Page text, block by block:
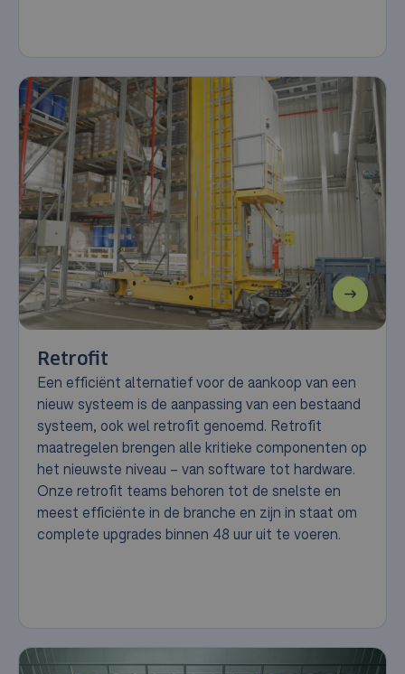
Retrofit
Een efficiënt alternatief voor de aankoop van een
nieuw systeem is de aanpassing van een bestaand
systeem, ook wel retrofit genoemd. Retrofit
maatregelen brengen alle kritieke componenten op
het nieuwste niveau – van software tot hardware.
Onze retrofit teams behoren tot de snelste en
meest efficiënte in de branche en zijn in staat om
complete upgrades binnen 48 uur uit te voeren.